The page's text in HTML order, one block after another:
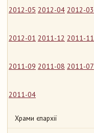
2012-05 2012-04 2012-03
2012-01 2011-12 2011-11
2011-09 2011-08 2011-07
2011-04
Храми єпархії